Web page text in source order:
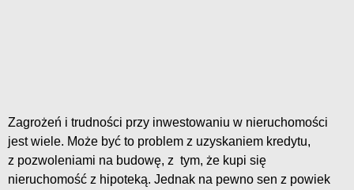
Zagrożeń i trudności przy inwestowaniu w nieruchomości
jest wiele. Może być to problem z uzyskaniem kredytu,
z pozwoleniami na budowę, z tym, że kupi się
nieruchomość z hipoteką. Jednak na pewno sen z powiek